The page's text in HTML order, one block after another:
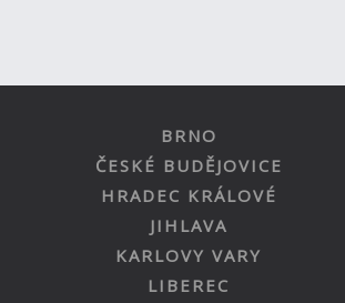
BRNO
ČESKÉ BUDĚJOVICE
HRADEC KRÁLOVÉ
JIHLAVA
KARLOVY VARY
LIBEREC